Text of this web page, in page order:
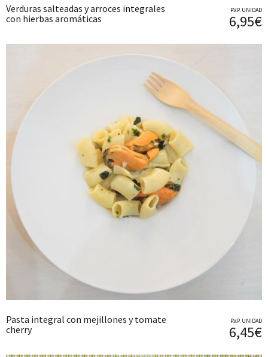
Verduras salteadas y arroces integrales
con hierbas aromáticas
P.V.P. UNIDAD
6,95€
Pasta integral con mejillones y tomate
cherry
P.V.P. UNIDAD
6,45€